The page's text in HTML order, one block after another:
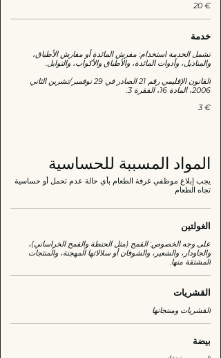
‏20 €
خدمة
تشمل الخدمة استخدام: مفرش المائدة أو مفارش الأطباق،
القانون الإقليمي رقم 21 الصادر في 29 نوفمبر/تشرين الثاني
2006، المادة 16، الفقرة 3.
‏3 €
المواد المسببة للحساسية
يجب إبلاغ موظفي غرفة الطعام بأي حالة عدم تحمل أو حساسية
تجاه الطعام
الغولتين
على وجه الخصوص: القمح (مثل الحنطة والقمح الخراساني)،
والجاودار، والشعير، والشوفان أو سلالاتها المهجنة، والمنتجات
المشتقة منها.
القشريات
القشريات ومنتجاتها
بيضة